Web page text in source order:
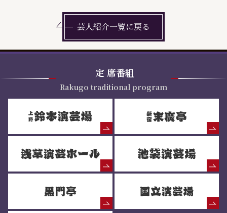
芸人紹介一覧に戻る
定 席番組
Rakugo traditional program